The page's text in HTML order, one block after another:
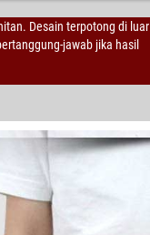
Desain terpotong di luar
jawab jika hasil